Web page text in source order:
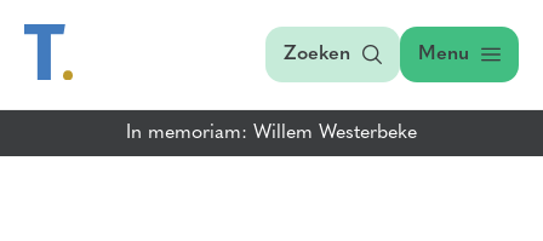
Zoeken Menu
In memoriam: Willem Westerbeke